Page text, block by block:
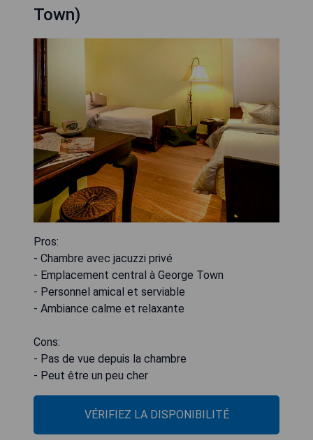
Town)
Pros:
- Chambre avec jacuzzi privé
- Emplacement central à George Town
- Personnel amical et serviable
- Ambiance calme et relaxante
Cons:
- Pas de vue depuis la chambre
- Peut être un peu cher
VÉRIFIEZ LA DISPONIBILITÉ